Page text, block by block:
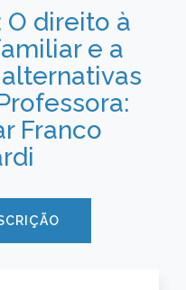
O direito à
e a
Franco